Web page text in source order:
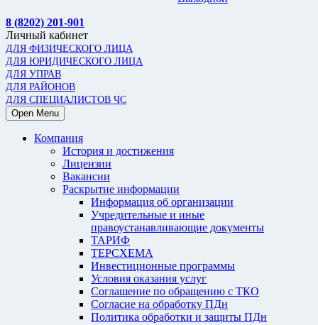
8 (8202) 201-901
Личный кабинет
ДЛЯ ФИЗИЧЕСКОГО ЛИЦА
ДЛЯ ЮРИДИЧЕСКОГО ЛИЦА
ДЛЯ УПРАВ
ДЛЯ РАЙОНОВ
ДЛЯ СПЕЦИАЛИСТОВ ЧС
Open Menu
Компания
История и достижения
Лицензии
Вакансии
Раскрытие информации
Информация об организации
Учредительные и иные
правоустанавливающие документы
ТАРИФ
ТЕРСХЕМА
Инвестиционные программы
Условия оказания услуг
Соглашение по обращению с ТКО
Согласие на обработку ПДн
Политика обработки и защиты ПДн